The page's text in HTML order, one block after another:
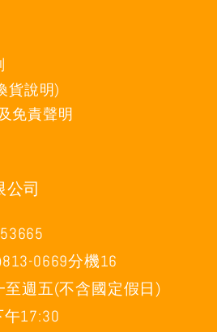
貨說明)
免責聲明
公司
0669分機16
至週五(不含國定假日)
17:30